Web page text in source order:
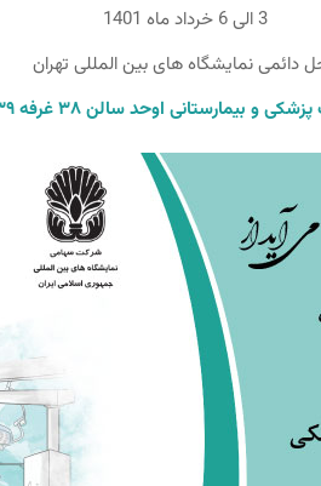
3 الی 6 خرداد ماه 1401
دائمی نمایشگاه های بین المللی تهران
پزشکی و بیمارستانی اوحدسالن ۳۸ غرفه ۳۹